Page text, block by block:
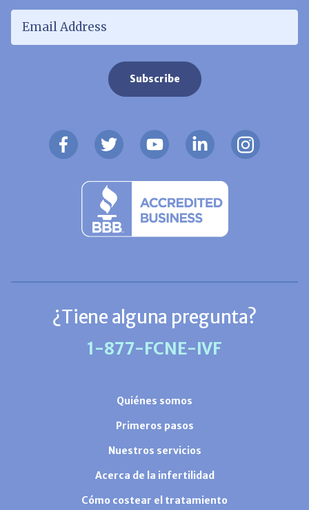
Email Address
¿Tiene alguna pregunta?
1-877-FCNE-IVF
Quiénes somos
Primeros pasos
Nuestros servicios
Acerca de la infertilidad
Cómo costear el tratamiento